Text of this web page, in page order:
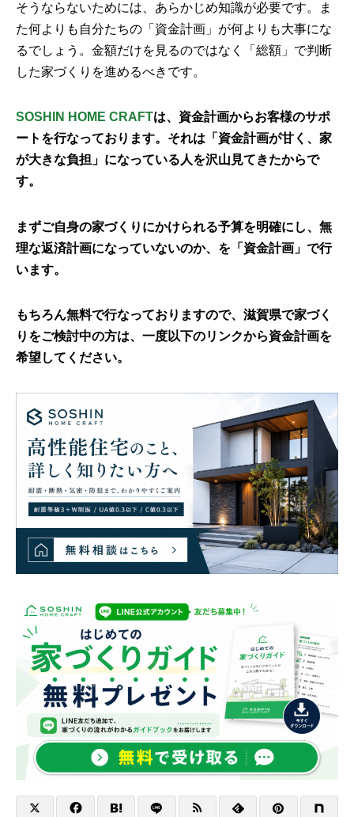
そうならないためには、あらかじめ知識が必要です。ま
た何よりも自分たちの「資金計画」が何よりも大事にな
るでしょう。金額だけを見るのではなく「総額」で判断
した家づくりを進めるべきです。
SOSHIN HOME CRAFTは、資金計画からお客様のサポ
ートを行なっております。それは「資金計画が甘く、家
が大きな負担」になっている人を沢山見てきたからで
す。
まずご自身の家づくりにかけられる予算を明確にし、無
理な返済計画になっていないのか、を「資金計画」で行
います。
もちろん無料で行なっておりますので、滋賀県で家づく
りをご検討中の方は、一度以下のリンクから資金計画を
希望してください。